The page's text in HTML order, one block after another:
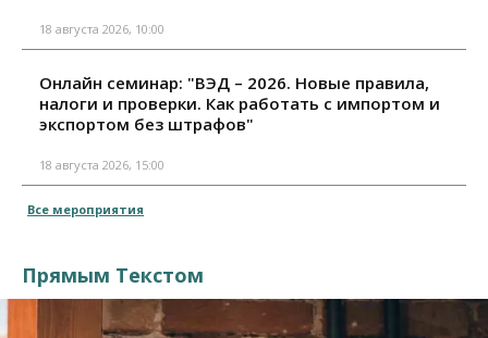
18 августа 2026, 10:00
Онлайн семинар: "ВЭД – 2026. Новые правила,
налоги и проверки. Как работать с импортом и
экспортом без штрафов"
18 августа 2026, 15:00
Все мероприятия
Прямым Текстом